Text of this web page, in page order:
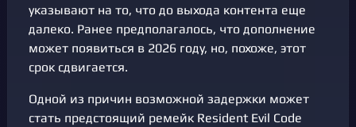
указывают на то, что до выхода контента еще
далеко. Ранее предполагалось, что дополнение
может появиться в 2026 году, но, похоже, этот
срок сдвигается.
Одной из причин возможной задержки может
стать предстоящий ремейк Resident Evil Code